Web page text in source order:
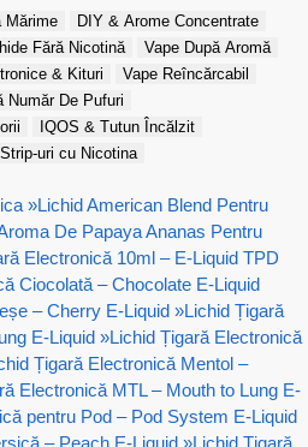
Mărime
DIY & Arome Concentrate
Fără Nicotină
Vape După Aromă
& Kituri
Vape Reîncărcabil
Număr De Pufuri
IQOS & Tutun Încălzit
Strip-uri cu Nicotina
»Lichid American Blend Pentru
De Papaya Ananas Pentru
Electronică 10ml – E-Liquid TPD
Ciocolată – Chocolate E-Liquid
– Cherry E-Liquid »Lichid Țigară
E-Liquid »Lichid Țigară Electronică
Țigară Electronică Mentol –
Electronică MTL – Mouth to Lung E-
pentru Pod – Pod System E-Liquid